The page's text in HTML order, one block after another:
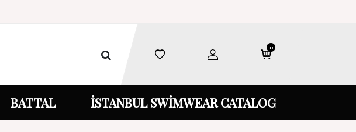
0
BATTAL İSTANBUL SWİMWEAR CATALOG